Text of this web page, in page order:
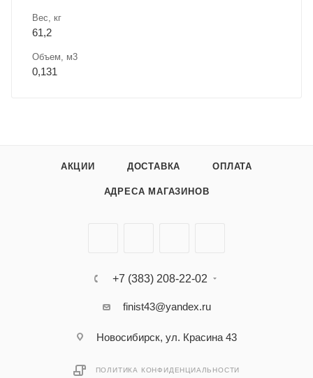
Вес, кг
61,2
Объем, м3
0,131
АКЦИИ ДОСТАВКА ОПЛАТА
АДРЕСА МАГАЗИНОВ
+7 (383) 208-22-02
finist43@yandex.ru
Новосибирск, ул. Красина 43
ПОЛИТИКА КОНФИДЕНЦИАЛЬНОСТИ